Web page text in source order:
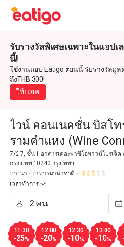
รับรางวัลพิเศษเฉพาะในแอปเ
นี้!
ใช้งานแอป Eatigo ตอนนี้ รับรางวัลมูล
ถึงTHB 300!
ใช้แอพ
ไวน์ คอนเนคชั่น บิสโท
รามคำแหง (Wine
The Paseo
7/2-7, ชั้น 1 อาคารเดอะพาซีโอทาวน์โปรเจ็
กรถงเทพ 10240 กรุงเทพฯ
บางนา
อาหารนานาชาติ
เวลาทำการ
11:30
-25%
12:00
-20%
12:30
-10%
13:00
-10%